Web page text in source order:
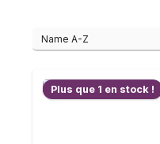
Plus que 1 en stock !